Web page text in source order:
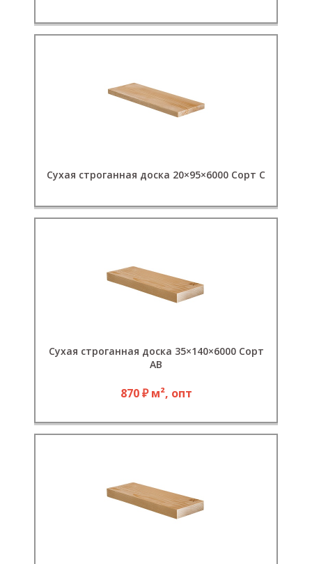
Сухая строганная доска 20×95×6000 Сорт С
Сухая строганная доска 35×140×6000 Сорт
АВ
870 ₽ м², опт